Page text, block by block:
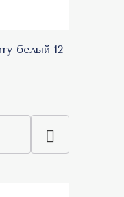
белый 12